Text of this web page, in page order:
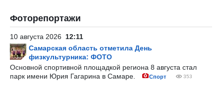
Фоторепортажи
10 августа 2026 12:11
Самарская область отметила День
физкультурника: ФОТО
Основной спортивной площадкой региона 8 августа стал
парк имени Юрия Гагарина в Самаре.
Спорт 353